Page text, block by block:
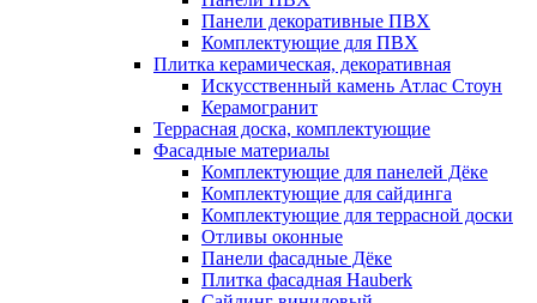
Панели декоративные ПВХ
Комплектующие для ПВХ
Плитка керамическая, декоративная
Искусственный камень Атлас Стоун
Керамогранит
Террасная доска, комплектующие
Фасадные материалы
Комплектующие для панелей Дёке
Комплектующие для сайдинга
Комплектующие для террасной доски
Отливы оконные
Панели фасадные Дёке
Плитка фасадная Hauberk